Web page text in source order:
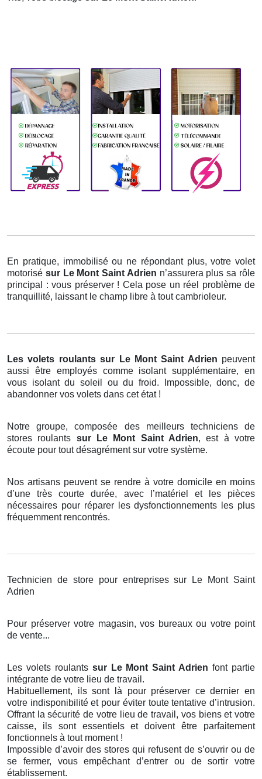
En pratique, immobilisé ou ne répondant plus, votre volet
motorisé sur Le Mont Saint Adrien n’assurera plus sa rôle
principal : vous préserver ! Cela pose un réel problème de
tranquillité, laissant le champ libre à tout cambrioleur.
Les volets roulants sur Le Mont Saint Adrien peuvent
aussi être employés comme isolant supplémentaire, en
vous isolant du soleil ou du froid. Impossible, donc, de
abandonner vos volets dans cet état !
Notre groupe, composée des meilleurs techniciens de
stores roulants sur Le Mont Saint Adrien, est à votre
écoute pour tout désagrément sur votre système.
Nos artisans peuvent se rendre à votre domicile en moins
d’une très courte durée, avec l’matériel et les pièces
nécessaires pour réparer les dysfonctionnements les plus
fréquemment rencontrés.
Technicien de store pour entreprises sur Le Mont Saint
Adrien
Pour préserver votre magasin, vos bureaux ou votre point
de vente...
Les volets roulants sur Le Mont Saint Adrienfont partie
intégrante de votre lieu de travail.
Habituellement, ils sont là pour préserver ce dernier en
votre indisponibilité et pour éviter toute tentative d’intrusion.
Offrant la sécurité de votre lieu de travail, vos biens et votre
caisse, ils sont essentiels et doivent être parfaitement
fonctionnels à tout moment !
Impossible d’avoir des stores qui refusent de s’ouvrir ou de
se fermer, vous empêchant d’entrer ou de sortir votre
établissement.